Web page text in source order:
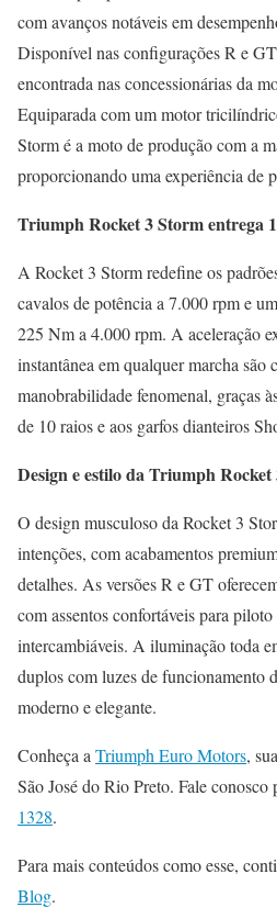
com avanços notáveis em
Disponível nas configurações R e
encontrada nas concessionárias da
Equiparada com um motor
Storm é a moto de produção com a
proporcionando uma experiência de
Triumph Rocket 3 Storm entrega
A Rocket 3 Storm redefine os
cavalos de potência a 7.000 rpm e
225 Nm a 4.000 rpm. A aceleração
instantânea em qualquer marcha são
manobrabilidade fenomenal, graças
de 10 raios e aos garfos dianteiros
Design e estilo da Triumph
O design musculoso da Rocket 3
intenções, com acabamentos
detalhes. As versões R e GT
com assentos confortáveis para
intercambiáveis. A iluminação toda
duplos com luzes de funcionamento
moderno e elegante.
Conheça a Triumph Euro Motors,
São José do Rio Preto. Fale
1328.
Para mais conteúdos como esse,
Blog.